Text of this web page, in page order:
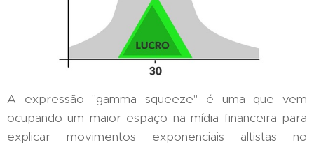
A expressão "gamma squeeze" é uma que vem
ocupando um maior espaço na mídia financeira para
explicar movimentos exponenciais altistas no